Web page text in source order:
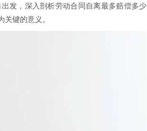
发，深入剖析劳动合同自离最多赔偿多少
键的意义。